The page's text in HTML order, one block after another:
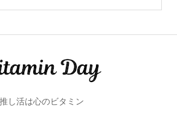
推し活は心のビタミン